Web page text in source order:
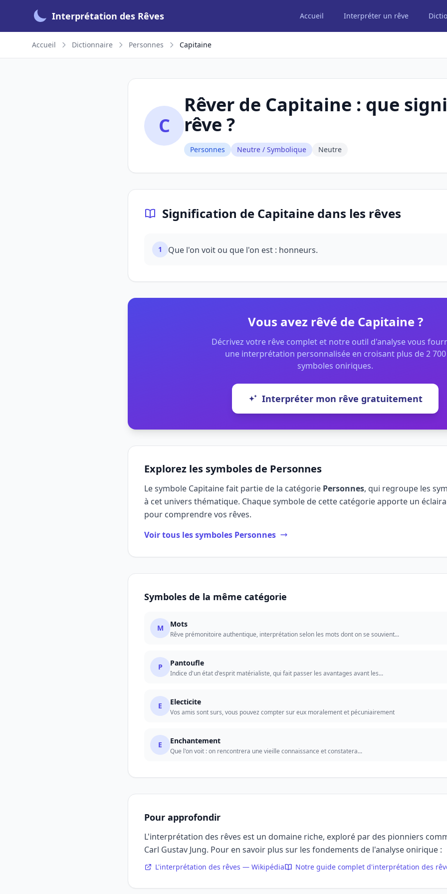
Interprétation des Rêves Accueil Interpréter un rêve
Accueil Dictionnaire Personnes Capitaine
C
Rêver de Capitaine : que
rêve ?
Personnes Neutre / Symbolique Neutre
Signification de Capitaine dans les rêves
1 Que l'on voit ou que l'on est : honneurs.
Vous avez rêvé de Capitaine ?
Décrivez votre rêve complet et notre outil d'analyse vous
une interprétation personnalisée en croisant plus de 2 700
symboles oniriques.
Interpréter mon rêve gratuitement
Explorez les symboles de Personnes
Le symbole Capitaine fait partie de la catégorie Personnes, qui regroupe les
à cet univers thématique. Chaque symbole de cette catégorie apporte un
pour comprendre vos rêves.
Voir tous les symboles Personnes
Symboles de la même catégorie
M Mots
Rêve prémonitoire authentique, interprétation selon les mots dont on se souvient...
P Pantoufle
Indice d'un état d'esprit matérialiste, qui fait passer les avantages avant les...
E Electicite
Vos amis sont surs, vous pouvez compter sur eux moralement et pécuniairement
E Enchantement
Que l'on voit : on rencontrera une vieille connaissance et constatera...
Pour approfondir
L'interprétation des rêves est un domaine riche, exploré par des pionniers
Carl Gustav Jung. Pour en savoir plus sur les fondements de l'analyse onirique :
L'interprétation des rêves — Wikipédia Notre guide complet d'interprétation des